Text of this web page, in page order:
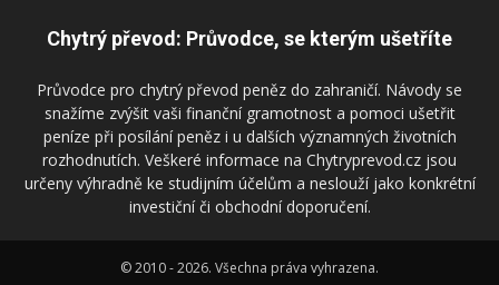
Chytrý převod: Průvodce, se kterým ušetříte
Průvodce pro chytrý převod peněz do zahraničí. Návody se
snažíme zvýšit vaši finanční gramotnost a pomoci ušetřit
peníze při posílání peněz i u dalších významných životních
rozhodnutích. Veškeré informace na Chytryprevod.cz jsou
určeny výhradně ke studijním účelům a neslouží jako konkrétní
investiční či obchodní doporučení.
© 2010 - 2026. Všechna práva vyhrazena.